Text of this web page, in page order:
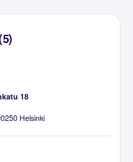
18
Helsinki